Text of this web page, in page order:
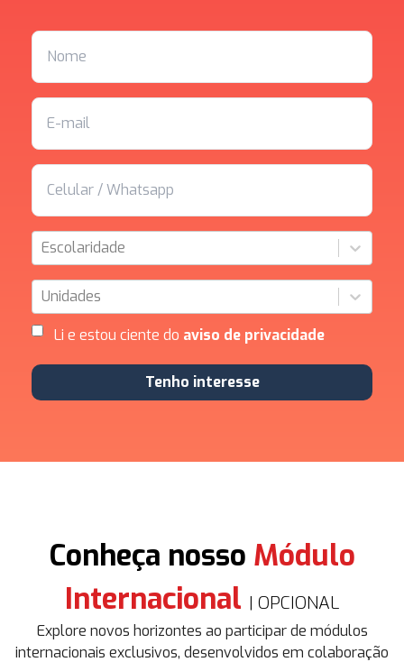
Escolaridade
Unidades
Li e estou ciente do aviso de privacidade
Tenho interesse
Conheça nosso Módulo
Internacional | OPCIONAL
Explore novos horizontes ao participar de módulos
internacionais exclusivos, desenvolvidos em colaboração